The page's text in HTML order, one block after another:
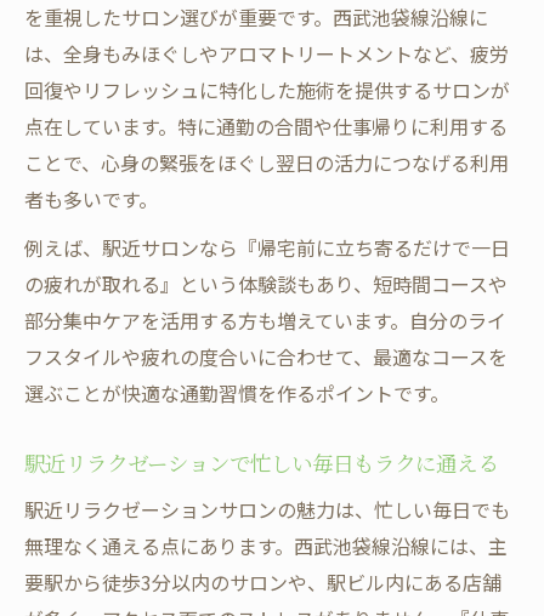
を重視したサロン選びが重要です。西武池袋線沿線に
は、全身もみほぐしやアロマトリートメントなど、疲労
回復やリフレッシュに特化した施術を提供するサロンが
点在しています。特に通勤の合間や仕事帰りに利用する
ことで、心身の緊張をほぐし翌日の活力につなげる利用
者も多いです。
例えば、駅近サロンなら『帰宅前に立ち寄るだけで一日
の疲れが取れる』という体験談もあり、短時間コースや
部分集中ケアを活用する方も増えています。自分のライ
フスタイルや疲れの度合いに合わせて、最適なコースを
選ぶことが快適な通勤習慣を作るポイントです。
駅近リラクゼーションで忙しい毎日もラクに通える
駅近リラクゼーションサロンの魅力は、忙しい毎日でも
無理なく通える点にあります。西武池袋線沿線には、主
要駅から徒歩3分以内のサロンや、駅ビル内にある店舗